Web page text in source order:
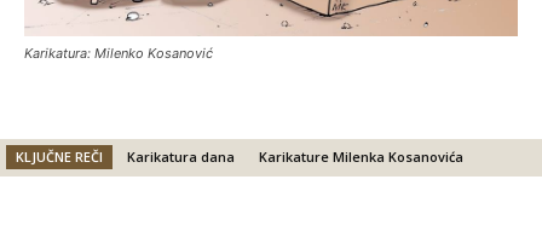
Karikatura: Milenko Kosanović
KLJUČNE REČI Karikatura dana Karikature Milenka Kosanovića